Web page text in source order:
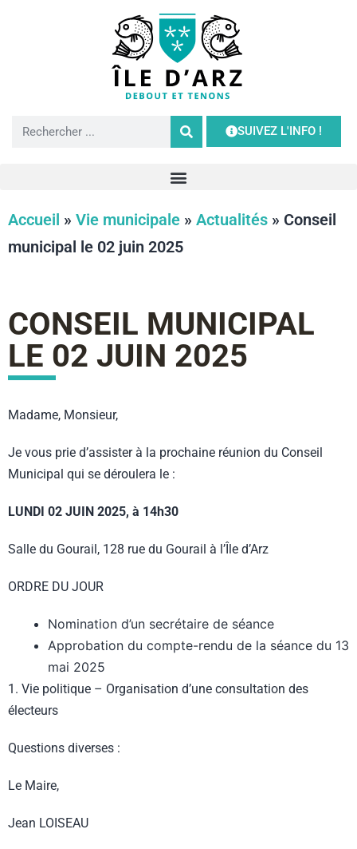
SUIVEZ L'INFO !
Accueil » Vie municipale » Actualités » Conseil
municipal le 02 juin 2025
CONSEIL MUNICIPAL
LE 02 JUIN 2025
Madame, Monsieur,
Je vous prie d’assister à la prochaine réunion du Conseil
Municipal qui se déroulera le :
LUNDI 02 JUIN 2025, à 14h30
Salle du Gourail, 128 rue du Gourail à l’Île d’Arz
ORDRE DU JOUR
Nomination d’un secrétaire de séance
Approbation du compte-rendu de la séance du 13
mai 2025
1. Vie politique – Organisation d’une consultation des
électeurs
Questions diverses :
Le Maire,
Jean LOISEAU